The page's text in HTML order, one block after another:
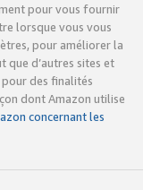
pour vous fournir
lorsque vous vous
pour améliorer la
que d’autres sites et
pour des finalités
dont Amazon utilise
concernant les